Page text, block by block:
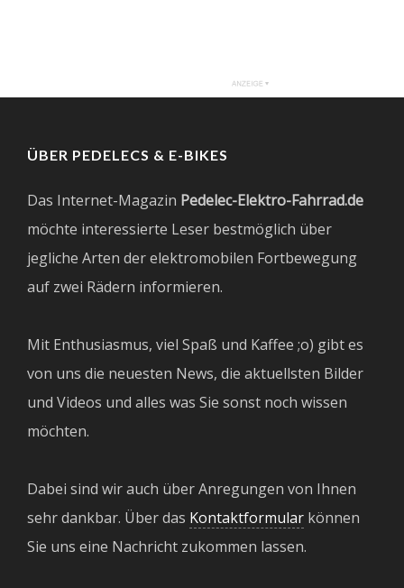
ÜBER PEDELECS & E-BIKES
Das Internet-Magazin Pedelec-Elektro-Fahrrad.de
möchte interessierte Leser bestmöglich über
jegliche Arten der elektromobilen Fortbewegung
auf zwei Rädern informieren.
Mit Enthusiasmus, viel Spaß und Kaffee ;o) gibt es
von uns die neuesten News, die aktuellsten Bilder
und Videos und alles was Sie sonst noch wissen
möchten.
Dabei sind wir auch über Anregungen von Ihnen
sehr dankbar. Über das Kontaktformular können
Sie uns eine Nachricht zukommen lassen.